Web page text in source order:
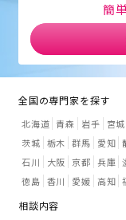
簡
全国の専門家を探す
北海道 青森 岩手 宮城
茨城 栃木 群馬 愛知
石川
大阪 京都 兵庫
徳島 香川 愛媛 高知
相談内容